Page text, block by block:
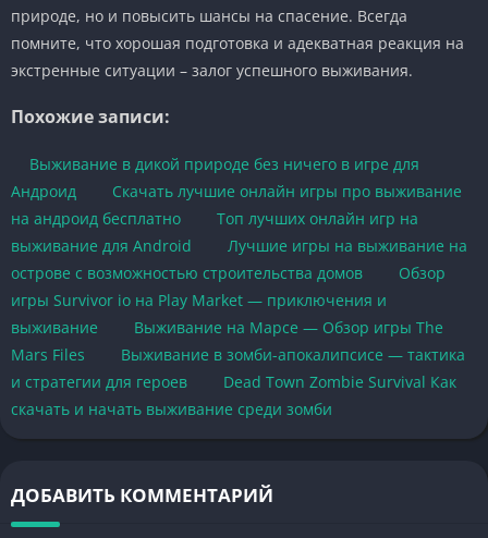
природе, но и повысить шансы на спасение. Всегда
помните, что хорошая подготовка и адекватная реакция на
экстренные ситуации – залог успешного выживания.
Похожие записи:
Выживание в дикой природе без ничего в игре для
Андроид
Скачать лучшие онлайн игры про выживание
на андроид бесплатно
Топ лучших онлайн игр на
выживание для Android
Лучшие игры на выживание на
острове с возможностью строительства домов
Обзор
игры Survivor io на Play Market — приключения и
выживание
Выживание на Марсе — Обзор игры The
Mars Files
Выживание в зомби-апокалипсисе — тактика
и стратегии для героев
Dead Town Zombie Survival Как
скачать и начать выживание среди зомби
ДОБАВИТЬ КОММЕНТАРИЙ